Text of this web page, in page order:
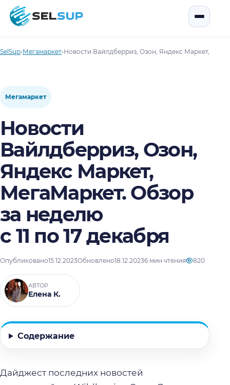
SelSup
SelSup›Мегамаркет›Новости Вайлдберриз, Озон, Яндекс Маркет,
Мегамаркет
Новости
Вайлдберриз, Озон,
Яндекс Маркет,
МегаМаркет. Обзор
за неделю
с 11 по 17 декабря
Опубликовано15.12.2023Обновлено18.12.20236 мин чтения 820
АВТОР
Елена К.
Содержание
Дайджест последних новостей